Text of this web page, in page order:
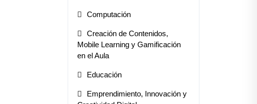
Computación
Creación de Contenidos,
Mobile Learning y Gamificación
en el Aula
Educación
Emprendimiento, Innovación y